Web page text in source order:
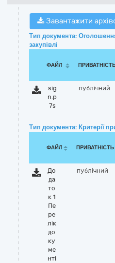
Завантажити
Тип документа:
закупівлі
ФАЙЛ
sig
n.p
7s
публічний
Тип документа: Критерії
ФАЙЛ ПРИВАТНІСТЬ
До
да
то
к 1
Пе
ре
лік
до
ку
ме
нті
публічний